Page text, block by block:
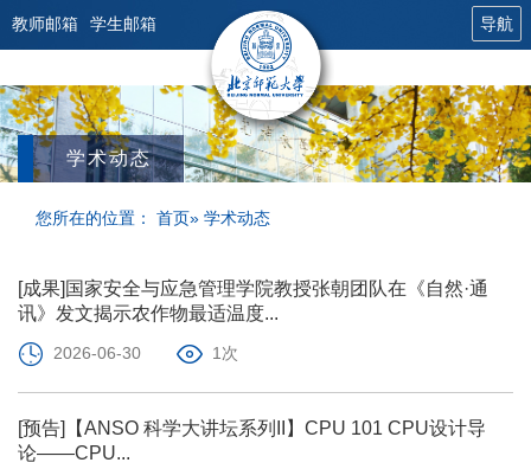
教师邮箱 学生邮箱 导航
学术动态
您所在的位置： 首页» 学术动态
[成果]国家安全与应急管理学院教授张朝团队在《自然·通
讯》发文揭示农作物最适温度...
2026-06-30 1次
[预告]【ANSO 科学大讲坛系列II】CPU 101 CPU设计导
论——CPU...